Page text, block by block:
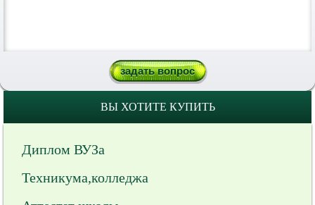
ВЫ ХОТИТЕ КУПИТЬ
Диплом ВУЗа
Техникума,колледжа